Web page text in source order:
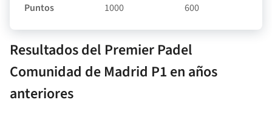
Puntos 1000 600
Resultados del Premier Padel
Comunidad de Madrid P1 en años
anteriores